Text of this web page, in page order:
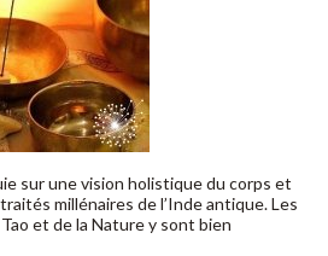
sur une vision holistique du corps et
millénaires de l’Inde antique. Les
et de la Nature y sont bien